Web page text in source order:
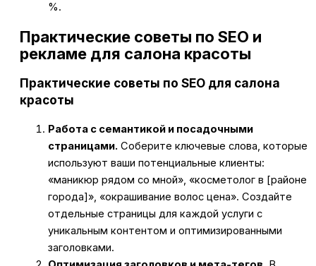
%.
Практические советы по SEO и
рекламе для салона красоты
Практические советы по SEO для салона
красоты
Работа с семантикой и посадочными
страницами. Соберите ключевые слова, которые
используют ваши потенциальные клиенты:
«маникюр рядом со мной», «косметолог в [районе
города]», «окрашивание волос цена». Создайте
отдельные страницы для каждой услуги с
уникальным контентом и оптимизированными
заголовками.